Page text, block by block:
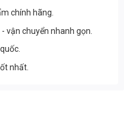
chính hãng.
vận chuyển nhanh gọn.
nhất.
DDL250) Thành Đạt Led số